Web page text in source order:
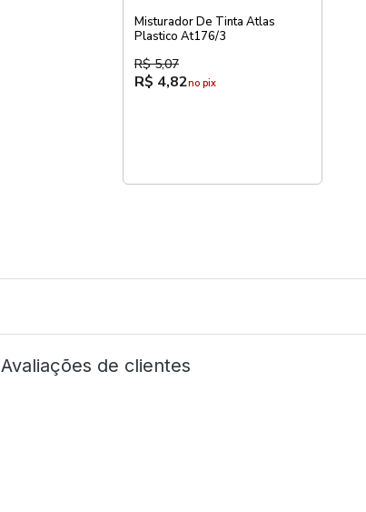
Misturador De Tinta Atlas
Plastico At176/3
R$ 5,07
R$ 4,82no pix
Avaliações de clientes